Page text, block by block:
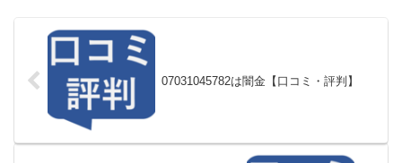
07031045782は闇金【口コミ・評判】